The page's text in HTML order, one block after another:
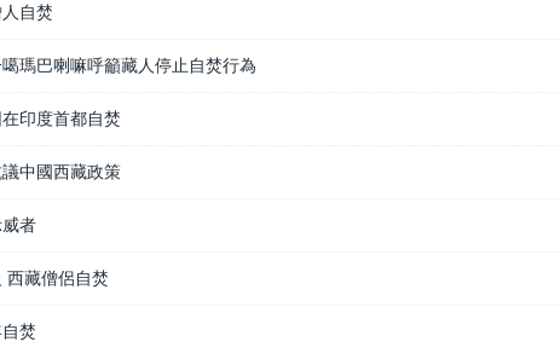
自焚
瑪巴喇嘛呼籲藏人停止自焚行為
印度首都自焚
中國西藏政策
者
西藏僧侶自焚
焚